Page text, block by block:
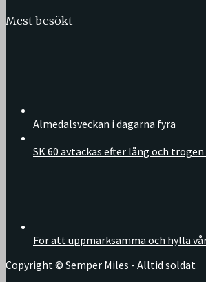
Mest besökt
Almedalsveckan i dagarna fyra
SK 60 avtackas efter lång och
För att uppmärksamma och hylla
Copyright © Semper Miles - Alltid soldat